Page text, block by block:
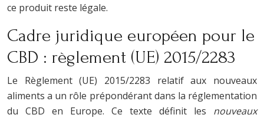
ce produit reste légale.
Cadre juridique européen pour le
CBD : règlement (UE) 2015/2283
Le Règlement (UE) 2015/2283 relatif aux nouveaux
aliments a un rôle prépondérant dans la réglementation
du CBD en Europe. Ce texte définit les nouveaux